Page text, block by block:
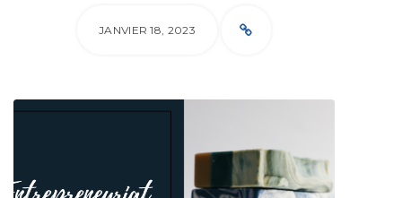
JANVIER 18, 2023